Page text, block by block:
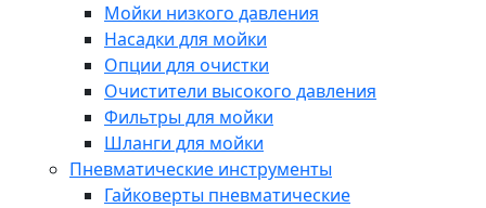
Мойки низкого давления
Насадки для мойки
Опции для очистки
Очистители высокого давления
Фильтры для мойки
Шланги для мойки
Пневматические инструменты
Гайковерты пневматические